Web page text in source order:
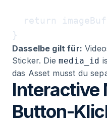
return
Dasselbe gilt für:
Sticker. Diemedia_id
das Asset musst du
Interactive
Button-